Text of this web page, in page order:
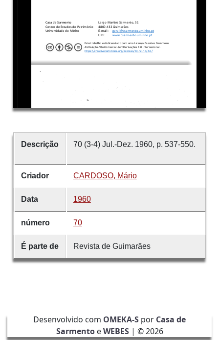
Descrição 70 (3-4) Jul.-Dez. 1960, p. 537-550.
Criador CARDOSO, Mário
Data 1960
número 70
É parte de Revista de Guimarães
Desenvolvido com OMEKA-S por Casa de
SarmentoeWEBES| ©2026